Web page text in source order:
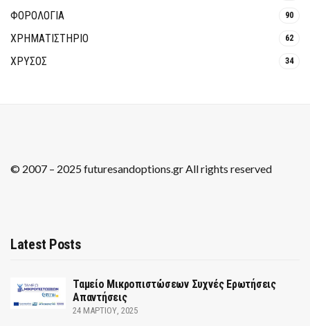
ΦΟΡΟΛΟΓΙΑ 90
ΧΡΗΜΑΤΙΣΤΗΡΙΟ 62
ΧΡΥΣΟΣ 34
© 2007 – 2025 futuresandoptions.gr All rights reserved
Latest Posts
Ταμείο Μικροπιστώσεων Συχνές Ερωτήσεις
Απαντήσεις
24 ΜΑΡΤΊΟΥ, 2025